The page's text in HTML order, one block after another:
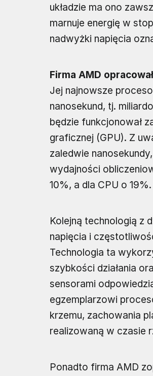
układzie ma ono
marnuje energię w
nadwyżki napięcia
Firma AMD
Jej najnowsze
nanosekund, tj.
będzie funkcjonował
graficznej (GPU). Z
zaledwie
wydajności
10%, a dla CPU o 19%.
Kolejną technologią z
napięcia i
Technologia ta
szybkości działania
sensorami
egzemplarzowi
krzemu, zachowania
realizowaną w czasie
Ponadto firma AMD